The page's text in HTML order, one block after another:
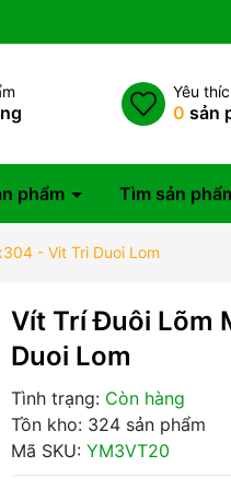
Yêu
0 sản
phẩm Tìm sản
- Vit Tri Duoi Lom
Vít Trí Đuôi Lõm
Duoi Lom
Tình trạng: Còn hàng
Tồn kho: 324 sản phẩm
Mã SKU: YM3VT20